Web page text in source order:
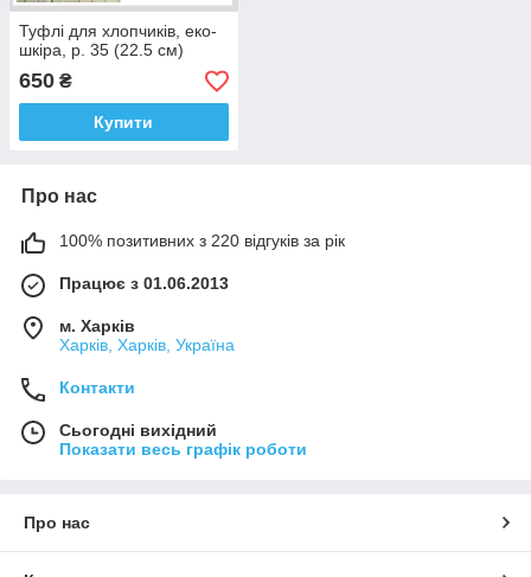
Туфлі для хлопчиків, еко-
шкіра, р. 35 (22.5 см)
650 ₴
Купити
Про нас
100% позитивних з 220 відгуків за рік
Працює з 01.06.2013
м. Харків
Харків, Харків, Україна
Контакти
Сьогодні вихідний
Показати весь графік роботи
Про нас